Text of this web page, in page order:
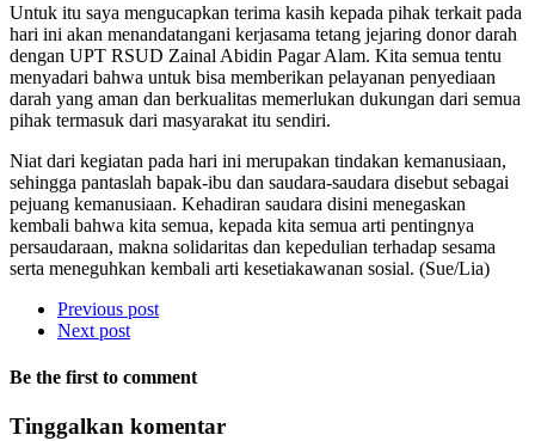
Untuk itu saya mengucapkan terima kasih kepada pihak terkait pada
hari ini akan menandatangani kerjasama tetang jejaring donor darah
dengan UPT RSUD Zainal Abidin Pagar Alam. Kita semua tentu
menyadari bahwa untuk bisa memberikan pelayanan penyediaan
darah yang aman dan berkualitas memerlukan dukungan dari semua
pihak termasuk dari masyarakat itu sendiri.
Niat dari kegiatan pada hari ini merupakan tindakan kemanusiaan,
sehingga pantaslah bapak-ibu dan saudara-saudara disebut sebagai
pejuang kemanusiaan. Kehadiran saudara disini menegaskan
kembali bahwa kita semua, kepada kita semua arti pentingnya
persaudaraan, makna solidaritas dan kepedulian terhadap sesama
serta meneguhkan kembali arti kesetiakawanan sosial. (Sue/Lia)
Previous post
Next post
Be the first to comment
Tinggalkan komentar